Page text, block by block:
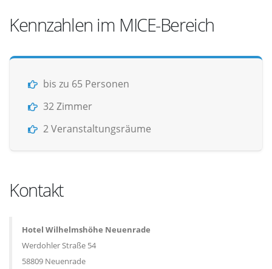
Kennzahlen im MICE-Bereich
bis zu 65 Personen
32 Zimmer
2 Veranstaltungsräume
Kontakt
Hotel Wilhelmshöhe Neuenrade
Werdohler Straße 54
58809 Neuenrade